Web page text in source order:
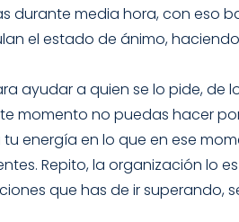
durante media hora, con eso
el estado de ánimo,
ayudar a quien se lo pide, de
momento no puedas hacer
tu energía en lo que en ese
Repito, la organización lo
que has de ir superando,